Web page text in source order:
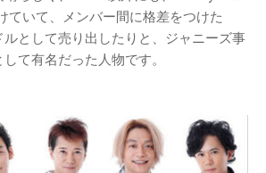
ていて、メンバー間に格差をつけた
ルとして売り出したりと、ジャニーズ事
て有名だった人物です。